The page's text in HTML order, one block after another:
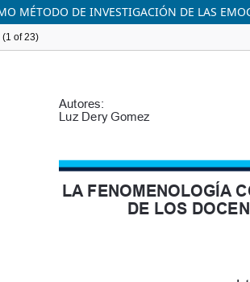
MÉTODO DE INVESTIGACIÓN DE LAS